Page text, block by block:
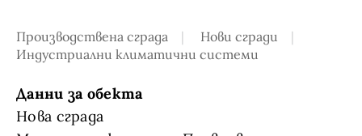
Производствена сграда
Нови сгради
Индустриални климатични системи
Данни за обекта
Нова сграда